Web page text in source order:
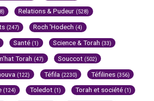
Relations & Pudeur (528)
(247) Roch 'Hodech (4)
Santé (1) Science & Torah (33)
Torah (47) Souccot (502)
(122) Téfila (2230) Téfilines (356)
(124) Toledot (1) Torah et société (1)